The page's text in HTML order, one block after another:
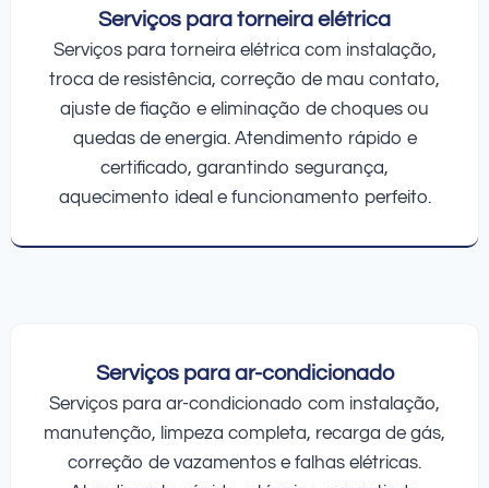
Serviços para torneira elétrica
Serviços para torneira elétrica com instalação,
troca de resistência, correção de mau contato,
ajuste de fiação e eliminação de choques ou
quedas de energia. Atendimento rápido e
certificado, garantindo segurança,
aquecimento ideal e funcionamento perfeito.
Serviços para ar-condicionado
Serviços para ar-condicionado com instalação,
manutenção, limpeza completa, recarga de gás,
correção de vazamentos e falhas elétricas.